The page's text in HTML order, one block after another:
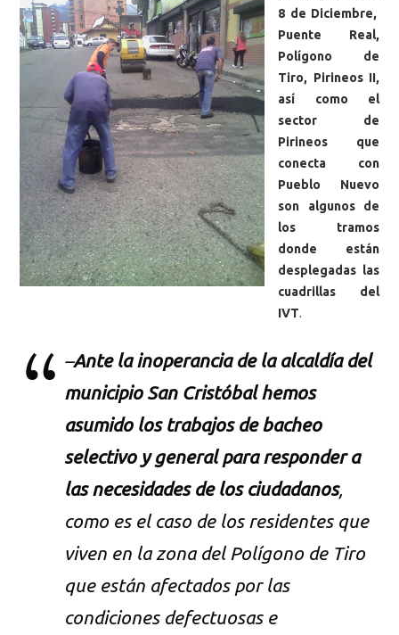
8 de Diciembre,
Puente Real,
Polígono de
Tiro, Pirineos II,
así como el
sector de
Pirineos que
conecta con
Pueblo Nuevo
son algunos de
los tramos
donde están
desplegadas las
cuadrillas del
IVT.
–Ante la inoperancia de la alcaldía del
municipio San Cristóbal hemos
asumido los trabajos de bacheo
selectivo y general para responder a
las necesidades de los ciudadanos,
como es el caso de los residentes que
viven en la zona del Polígono de Tiro
que están afectados por las
condiciones defectuosas e